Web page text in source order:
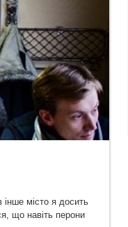
місто я досить
що навіть перони